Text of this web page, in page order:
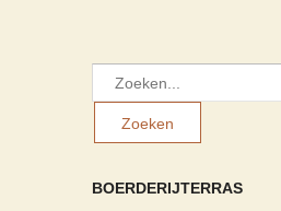
BOERDERIJTERRAS